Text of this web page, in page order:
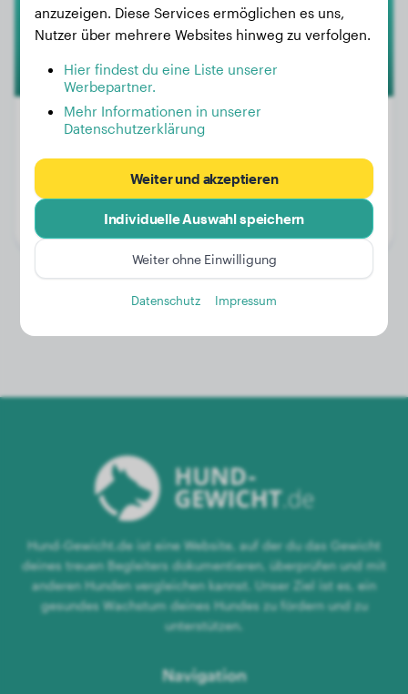
1
Alter:
2 Jahre
Geschlecht:
Hund-Gewicht.de ist eine Website, auf der du das Gewicht
deines treuen Begleiters dokumentieren, überprüfen und mit
anderen Hunden vergleichen kannst. Unser Ziel ist es, ein
gesundes Wachstum deines Hundes zu fördern und zu
unterstützen.
Navigation
anzuzeigen. Diese Services ermöglichen es uns,
Nutzer über mehrere Websites hinweg zu verfolgen.
Hier findest du eine Liste unserer
Werbepartner.
Mehr Informationen in unserer
Datenschutzerklärung
Weiter und akzeptieren
Individuelle Auswahl speichern
Weiter ohne Einwilligung
Datenschutz Impressum